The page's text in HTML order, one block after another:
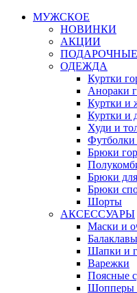
МУЖСКОЕ
НОВИНКИ
АКЦИИ
ОДЕЖДА
Куртки
Анораки
Куртки и
Куртки и
Худи и
Футболки
Брюки
Брюки
Брюки
Шорты
АКСЕССУАРЫ
Маски и
Балаклавы
Шапки и
Варежки
Поясные
Шопперы